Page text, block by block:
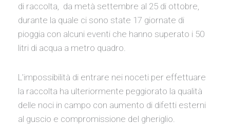
di raccolta, da metà settembre al 25 di ottobre,
durante la quale ci sono state 17 giornate di
pioggia con alcuni eventi che hanno superato i 50
litri di acqua a metro quadro.
L’impossibilità di entrare nei noceti per effettuare
la raccolta ha ulteriormente peggiorato la qualità
delle noci in campo con aumento di difetti esterni
al guscio e compromissione del gheriglio.